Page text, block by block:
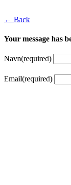
← Back
Your message has
Navn(required)
Email(required)